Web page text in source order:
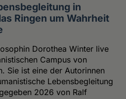
in
Ringen um Wahrheit
Dorothea Winter live
Campus von
Sie ist eine der Autorinnen
Lebensbegleitung
2026 von Ralf